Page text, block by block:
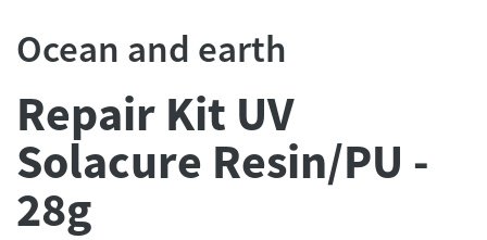
Ocean and earth
Repair Kit UV
Solacure Resin/PU -
28g